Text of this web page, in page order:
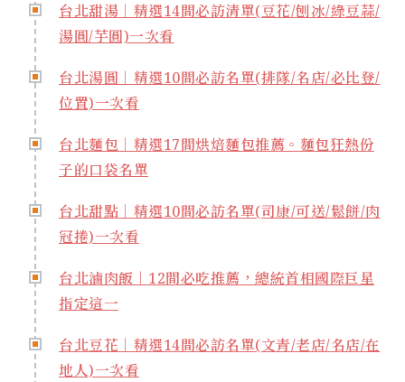
台北甜湯｜精選14間必訪清單(豆花/刨冰/綠豆蒜/
湯圓/芋圓)一次看
台北湯圓｜精選10間必訪名單(排隊/名店/必比登/
位置)一次看
台北麵包｜精選17間烘焙麵包推薦。麵包狂熱份
子的口袋名單
台北甜點｜精選10間必訪名單(司康/可送/鬆餅/肉
冠捲)一次看
台北滷肉飯｜12間必吃推薦，總統首相國際巨星
指定這一
台北豆花｜精選14間必訪名單(文青/老店/名店/在
地人)一次看